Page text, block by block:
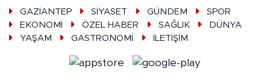
GAZİANTEP SİYASET GÜNDEM
SPOR
EKONOMİ
ÖZEL HABER SAĞLIK
DÜNYA
YAŞAM
GASTRONOMİ İLETİŞİM